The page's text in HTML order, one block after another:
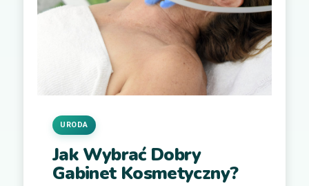
Jak Wybrać Dobry
Gabinet Kosmetyczny?
URODA